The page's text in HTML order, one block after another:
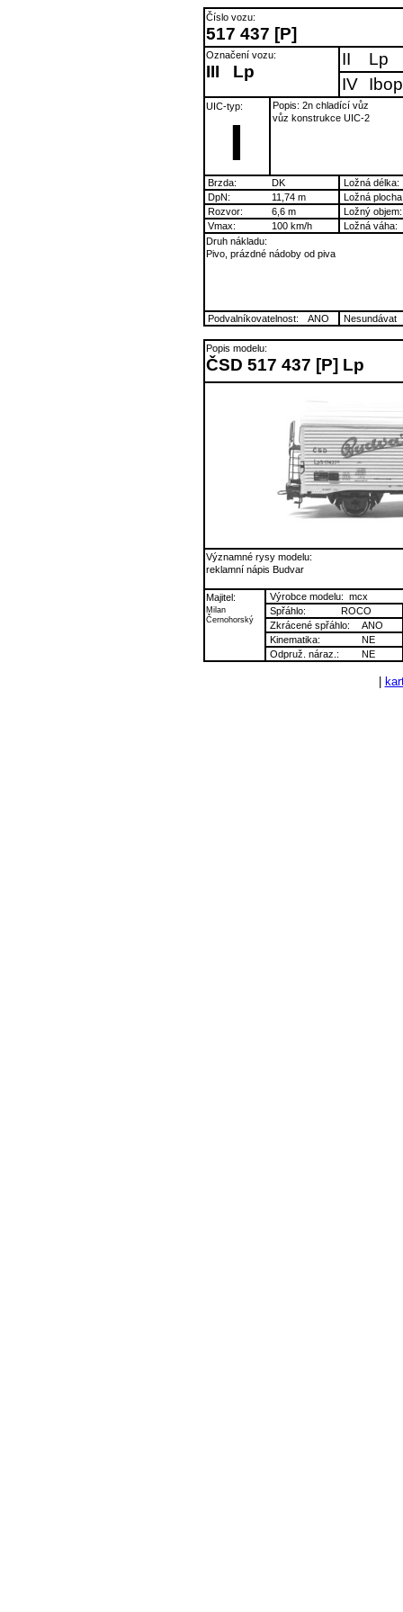
Číslo vozu:
517 437 [P]
Označení vozu:
III Lp
II
Lp
IV
UIC-typ:
I
Popis: 2n chladící vůz
vůz konstrukce UIC-2
Brzda: DK
Ložná délka:
DpN:
11,74 m
Ložná
Rozvor:
6,6 m
Ložný objem:
Vmax:
100 km/h
Ložná váha:
Druh nákladu:
Pivo, prázdné nádoby od piva
Podvalníkovatelnost: ANO Nesundávat
Popis modelu:
ČSD 517 437 [P] Lp
Významné rysy modelu:
reklamní nápis Budvar
Majitel:
Milan
Černohorský
Výrobce modelu: mcx
Spřáhlo:
ROCO
Zkrácené spřáhlo:
ANO
Kinematika:
NE
Odpruž. náraz.:
NE